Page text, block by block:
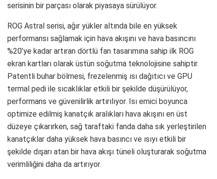
serisinin bir parçası olarak piyasaya sürülüyor.
ROG Astral serisi, ağır yükler altında bile en yüksek
performansı sağlamak için hava akışını ve hava basıncını
%20’ye kadar artıran dörtlü fan tasarımına sahip ilk ROG
ekran kartları olarak üstün soğutma teknolojisine sahiptir.
Patentli buhar bölmesi, frezelenmiş ısı dağıtıcı ve GPU
termal pedi ile sıcaklıklar etkili bir şekilde düşürülüyor,
performans ve güvenilirlik artırılıyor. Isı emici boyunca
optimize edilmiş kanatçık aralıkları hava akışını en üst
düzeye çıkarırken, sağ taraftaki fanda daha sık yerleştirilen
kanatçıklar daha yüksek hava basıncı ve ısıyı etkili bir
şekilde dışarı atan bir hava akışı tüneli oluşturarak soğutma
verimliliğini daha da artırıyor.